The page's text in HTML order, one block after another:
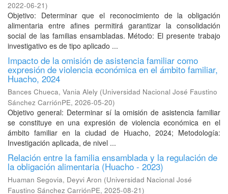
2022-06-21)
Objetivo: Determinar que el reconocimiento de la obligación
alimentaria entre afines permitirá garantizar la consolidación
social de las familias ensambladas. Método: El presente trabajo
investigativo es de tipo aplicado ...
Impacto de la omisión de asistencia familiar como
expresión de violencia económica en el ámbito familiar,
Huacho, 2024
Bances Chueca, Vania Alely (Universidad Nacional José Faustino
Sánchez CarriónPE, 2026-05-20)
Objetivo general: Determinar sí la omisión de asistencia familiar
se constituye en una expresión de violencia económica en el
ámbito familiar en la ciudad de Huacho, 2024; Metodología:
Investigación aplicada, de nivel ...
Relación entre la familia ensamblada y la regulación de
la obligación alimentaria (Huacho - 2023)
Huaman Segovia, Deyvi Aron (Universidad Nacional José
Faustino Sánchez CarriónPE, 2025-08-21)